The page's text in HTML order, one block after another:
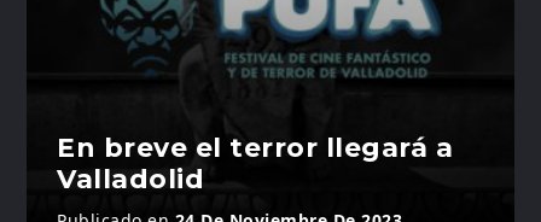
En breve el terror llegará a
Valladolid